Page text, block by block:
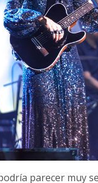
parecer muy